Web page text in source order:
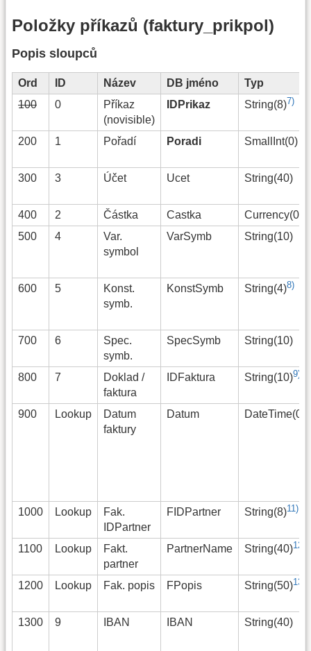
Položky příkazů (faktury_prikpol)
Popis sloupců
Ord ID Název DB jméno
Typ
100
0
Příkaz
(novisible)
IDPrikaz String(8)7)
200 1 Pořadí Poradi SmallInt(0)
300 3 Účet Ucet String(40)
400 2 Částka Castka
Currency(0)
500
4
Var.
symbol
VarSymb String(10)
600 5
Konst.
symb.
KonstSymb String(4)8)
700 6
Spec.
symb.
SpecSymb String(10)
800 7
Doklad /
faktura
IDFaktura String(10)9)
900 Lookup
Datum
faktury
Datum DateTime(0)
1000 Lookup
Fak.
IDPartner
FIDPartner String(8)11)
1100 Lookup
Fakt.
partner
PartnerName String(40)12)
1200 Lookup Fak. popis FPopis String(50)13)
1300 9 IBAN IBAN String(40)